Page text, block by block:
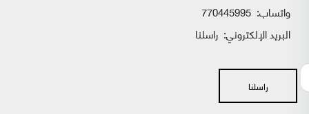
واتساب:
البريد الإلكتروني: راسلنا
راسلنا